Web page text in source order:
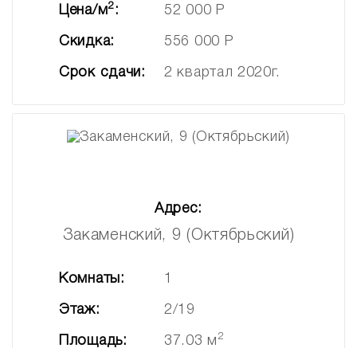
Цена/м2: 52 000 Р
Скидка: 556 000 Р
Срок сдачи: 2 квартал 2020г.
Адрес:
Закаменский, 9 (Октябрьский)
Комнаты: 1
Этаж: 2/19
Площадь: 37.03 м 2